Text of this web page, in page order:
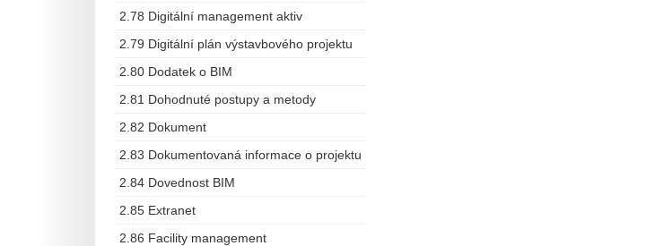
2.78 Digitální management aktiv
2.79 Digitální plán výstavbového projektu
2.80 Dodatek o BIM
2.81 Dohodnuté postupy a metody
2.82 Dokument
2.83 Dokumentovaná informace o projektu
2.84 Dovednost BIM
2.85 Extranet
2.86 Facility management